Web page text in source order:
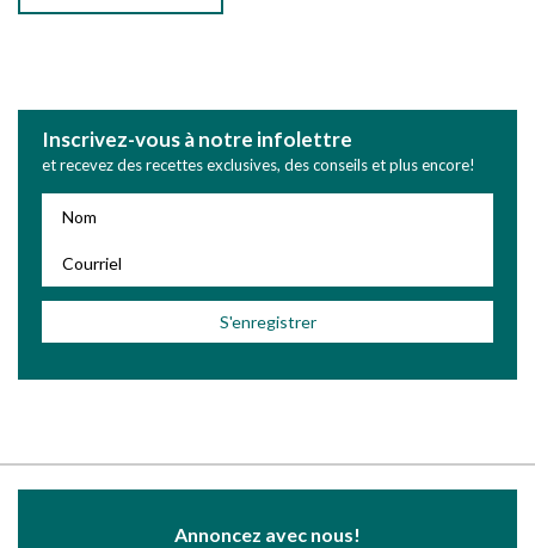
Inscrivez-vous à notre infolettre
et recevez des recettes exclusives, des conseils et plus encore!
Annoncez avec nous!